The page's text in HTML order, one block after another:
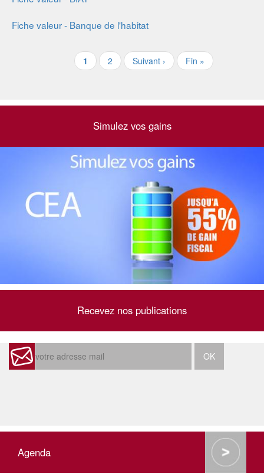
Fiche valeur - Banque de l'habitat
1 2 Suivant › Fin »
Simulez vos gains
Recevez nos publications
Agenda